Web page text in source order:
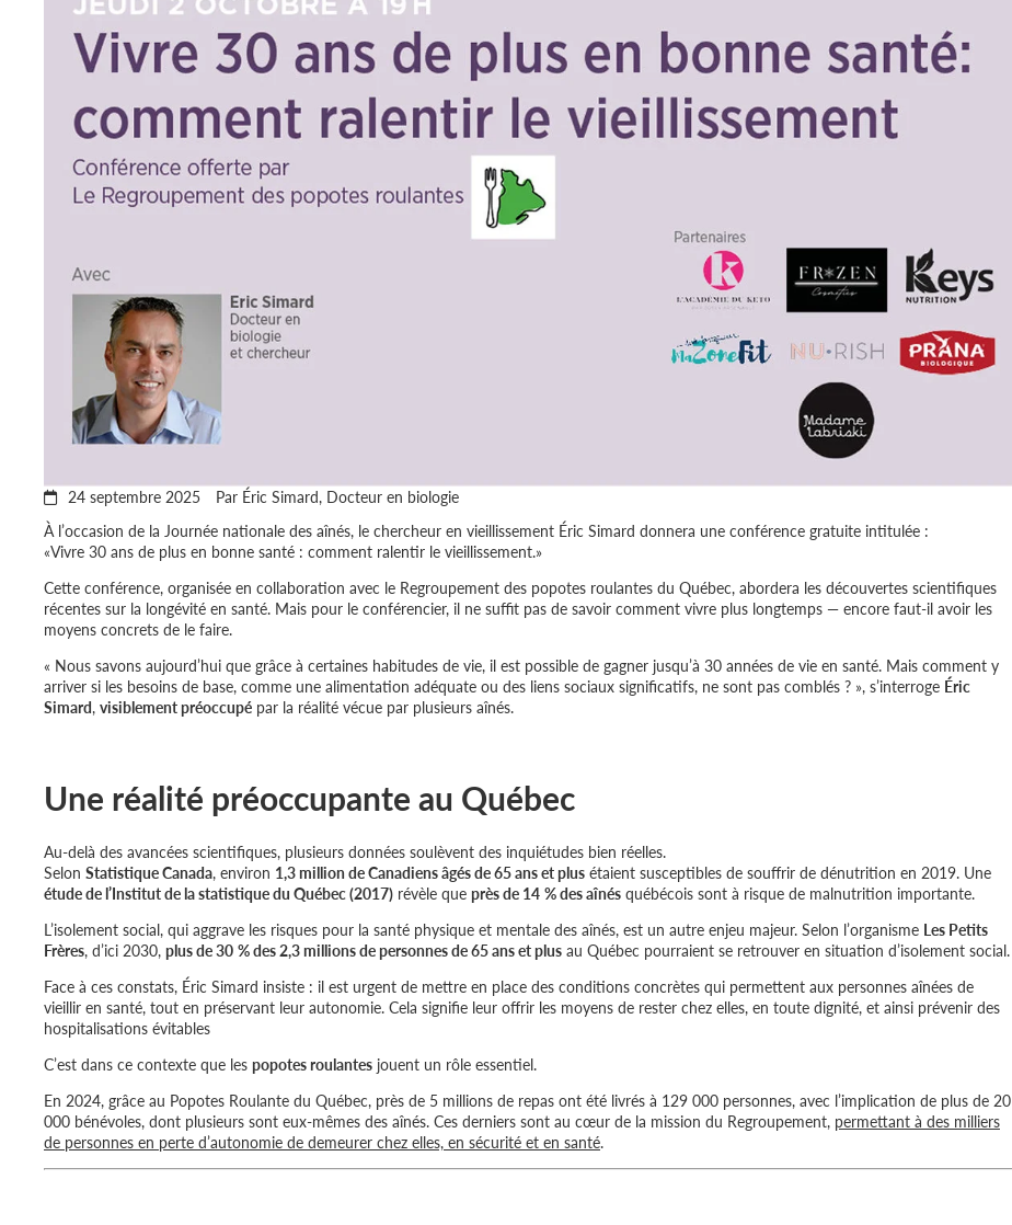
24 septembre 2025
Par Éric Simard, Docteur en biologie
À l’occasion de la Journée nationale des aînés, le chercheur en vieillissement Éric Simard donnera une conférence gratuite intitulée :
«Vivre 30 ans de plus en bonne santé : comment ralentir le vieillissement.»
Cette conférence, organisée en collaboration avec le Regroupement des popotes roulantes du Québec, abordera les découvertes scientifiques
récentes sur la longévité en santé. Mais pour le conférencier, il ne suffit pas de savoir comment vivre plus longtemps — encore faut-il avoir les
moyens concrets de le faire.
« Nous savons aujourd’hui que grâce à certaines habitudes de vie, il est possible de gagner jusqu’à 30 années de vie en santé. Mais comment y
arriver si les besoins de base, comme une alimentation adéquate ou des liens sociaux significatifs, ne sont pas comblés ? », s’interroge Éric
Simard, visiblement préoccupé par la réalité vécue par plusieurs aînés.
Une réalité préoccupante au Québec
Au-delà des avancées scientifiques, plusieurs données soulèvent des inquiétudes bien réelles.
Selon Statistique Canada, environ 1,3 million de Canadiens âgés de 65 ans et plus étaient susceptibles de souffrir de dénutrition en 2019. Une
étude de l’Institut de la statistique du Québec (2017) révèle que près de 14 % des aînés québécois sont à risque de malnutrition importante.
L’isolement social, qui aggrave les risques pour la santé physique et mentale des aînés, est un autre enjeu majeur. Selon l’organisme Les Petits
Frères, d’ici 2030, plus de 30 % des 2,3 millions de personnes de 65 ans et plus au Québec pourraient se retrouver en situation d’isolement social.
Face à ces constats, Éric Simard insiste : il est urgent de mettre en place des conditions concrètes qui permettent aux personnes aînées de
vieillir en santé, tout en préservant leur autonomie. Cela signifie leur offrir les moyens de rester chez elles, en toute dignité, et ainsi prévenir des
hospitalisations évitables
C’est dans ce contexte que les popotes roulantes jouent un rôle essentiel.
En 2024, grâce au Popotes Roulante du Québec, près de 5 millions de repas ont été livrés à 129 000 personnes, avec l’implication de plus de 20
000 bénévoles, dont plusieurs sont eux-mêmes des aînés. Ces derniers sont au cœur de la mission du Regroupement, permettant à des milliers
de personnes en perte d’autonomie de demeurer chez elles, en sécurité et en santé.